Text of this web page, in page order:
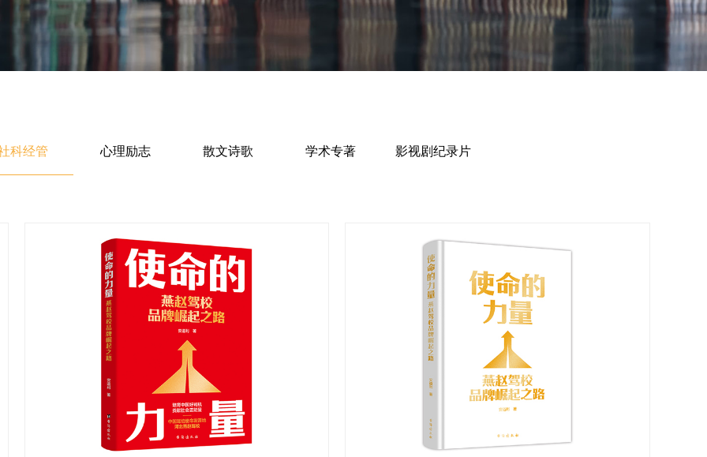
科经管 心理励志 散文诗歌 学术专著 影视剧纪录片